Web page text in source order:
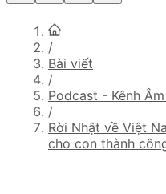
/
Bài viết
/
Podcast - Kênh
/
Rời Nhật về Việt
cho con thành